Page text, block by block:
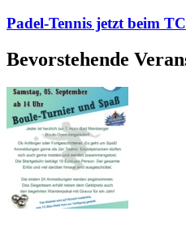
Padel-Tennis jetzt beim
Bevorstehende